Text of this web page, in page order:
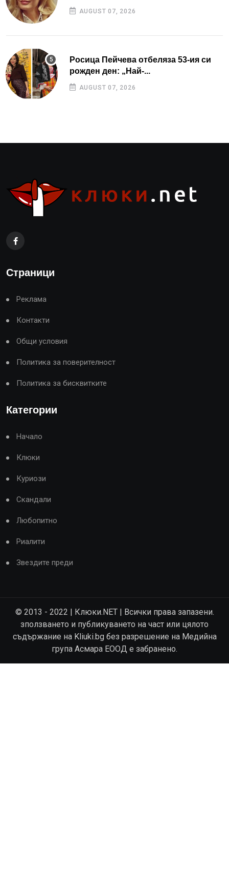
AUGUST 07, 2026
Росица Пейчева отбеляза 53-ия си
рожден ден: „Най-...
AUGUST 07, 2026
Страници
Реклама
Контакти
Общи условия
Политика за поверителност
Политика за бисквитките
Категории
Начало
Клюки
Куриози
Скандали
Любопитно
Риалити
Звездите преди
© 2013 - 2022 | Клюки.NET | Всички права запазени.
зползването и публикуването на част или цялото
съдържание на Kliuki.bg без разрешение на Медийна
група Асмара ЕООД е забранено.